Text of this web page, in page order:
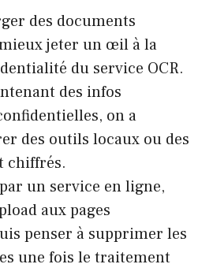
des documents
jeter un œil à la
du service OCR.
des infos
on a
des outils locaux ou des
chiffrés.
un service en ligne,
aux pages
penser à supprimer les
une fois le traitement